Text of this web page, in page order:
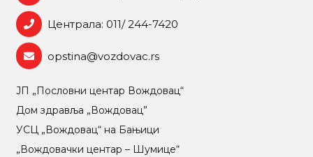
Централа: 011/ 244-7420
opstina@vozdovac.rs
ЈП „Пословни центар Вождовац“
Дом здравља „Вождовац”
УСЦ „Вождовац“ на Бањици
„Вождовачки центар – Шумице“